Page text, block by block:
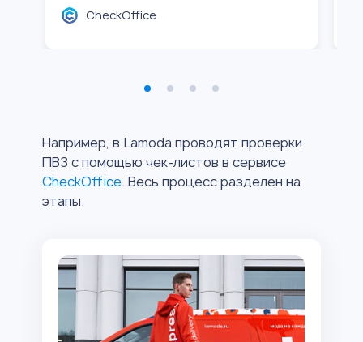
CheckOffice
Например, в Lamoda проводят проверки
ПВЗ с помощью чек-листов в сервисе
CheckOffice. Весь процесс разделен на
этапы.